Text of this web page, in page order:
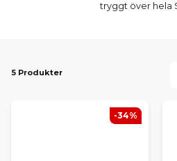
tryggt över hela
5 Produkter
-34%